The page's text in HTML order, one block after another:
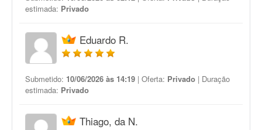
estimada: Privado
Eduardo R.
Submetido: 10/06/2026 às 14:19 | Oferta: Privado | Duração
estimada: Privado
Thiago, da N.